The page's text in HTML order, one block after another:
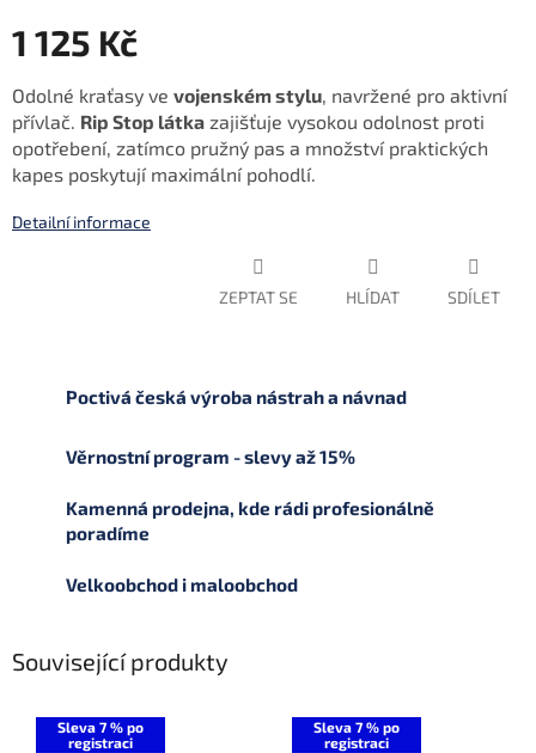
1 125 Kč
cena:
Odolné kraťasy ve vojenském stylu, navržené pro aktivní
přívlač. Rip Stop látka zajišťuje vysokou odolnost proti
opotřebení, zatímco pružný pas a množství praktických
kapes poskytují maximální pohodlí.
Detailní informace
ZEPTAT SE HLÍDAT SDÍLET
Poctivá česká výroba nástrah a návnad
Věrnostní program - slevy až 15%
Kamenná prodejna, kde rádi profesionálně
poradíme
Velkoobchod i maloobchod
Související produkty
Sleva 7 % po
registraci
Sleva 7 % po
registraci